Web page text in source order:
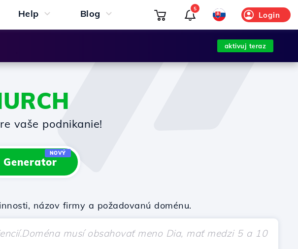
Help Blog Login
5
aktivuj teraz
vaše podnikanie!
Generator
NOVÝ
názov firmy a požadovanú doménu.